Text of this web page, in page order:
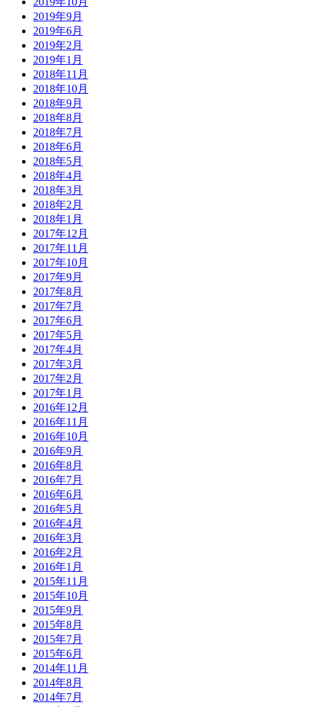
2019年9月
2019年6月
2019年2月
2019年1月
2018年11月
2018年10月
2018年9月
2018年8月
2018年7月
2018年6月
2018年5月
2018年4月
2018年3月
2018年2月
2018年1月
2017年12月
2017年11月
2017年10月
2017年9月
2017年8月
2017年7月
2017年6月
2017年5月
2017年4月
2017年3月
2017年2月
2017年1月
2016年12月
2016年11月
2016年10月
2016年9月
2016年8月
2016年7月
2016年6月
2016年5月
2016年4月
2016年3月
2016年2月
2016年1月
2015年11月
2015年10月
2015年9月
2015年8月
2015年7月
2015年6月
2014年11月
2014年8月
2014年7月